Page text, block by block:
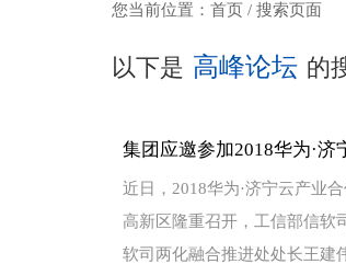
您当前位置： 首页 / 搜索页面
以下是 高峰论坛 的
集团应邀参加2018华为·济
坛并与华为公司成功签约
近日，2018华为·济宁云产业
高新区隆重召开，工信部信软
软司两化融合推进处处长王建